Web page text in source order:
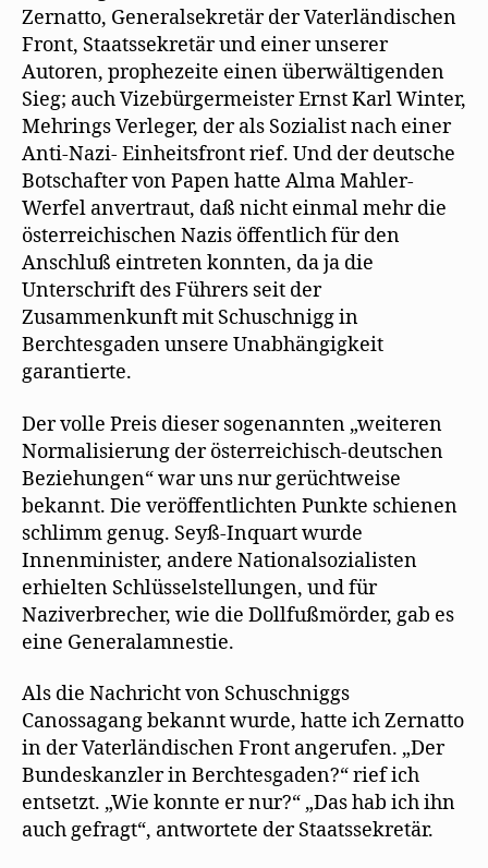
Zernatto, Generalsekretär der Vaterländischen
Front, Staatssekretär und einer unserer
Autoren, prophezeite einen überwältigenden
Sieg; auch Vizebürgermeister Ernst Karl Winter,
Mehrings Verleger, der als Sozialist nach einer
Anti-Nazi- Einheitsfront rief. Und der deutsche
Botschafter von Papen hatte Alma Mahler-
Werfel anvertraut, daß nicht einmal mehr die
österreichischen Nazis öffentlich für den
Anschluß eintreten konnten, da ja die
Unterschrift des Führers seit der
Zusammenkunft mit Schuschnigg in
Berchtesgaden unsere Unabhängigkeit
garantierte.
Der volle Preis dieser sogenannten „weiteren
Normalisierung der österreichisch-deutschen
Beziehungen“ war uns nur gerüchtweise
bekannt. Die veröffentlichten Punkte schienen
schlimm genug. Seyß-Inquart wurde
Innenminister, andere Nationalsozialisten
erhielten Schlüsselstellungen, und für
Naziverbrecher, wie die Dollfußmörder, gab es
eine Generalamnestie.
Als die Nachricht von Schuschniggs
Canossagang bekannt wurde, hatte ich Zernatto
in der Vaterländischen Front angerufen. „Der
Bundeskanzler in Berchtesgaden?“ rief ich
entsetzt. „Wie konnte er nur?“ „Das hab ich ihn
auch gefragt“, antwortete der Staatssekretär.